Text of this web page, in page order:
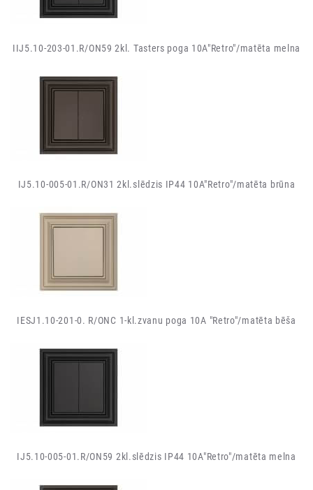
IIJ5.10-203-01.R/ON59 2kl. Tasters poga 10A"Retro"/matēta melna
IJ5.10-005-01.R/ON31 2kl.slēdzis IP44 10A"Retro"/matēta brūna
IESJ1.10-201-0. R/ONC 1-kl.zvanu poga 10A "Retro"/matēta bēša
IJ5.10-005-01.R/ON59 2kl.slēdzis IP44 10A"Retro"/matēta melna